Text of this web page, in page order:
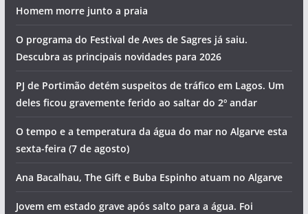
Homem morre junto a praia
O programa do Festival de Aves de Sagres já saiu.
Descubra as principais novidades para 2026
PJ de Portimão detém suspeitos de tráfico em Lagos. Um
deles ficou gravemente ferido ao saltar do 2º andar
O tempo e a temperatura da água do mar no Algarve esta
sexta-feira (7 de agosto)
Ana Bacalhau, The Gift e Buba Espinho atuam no Algarve
Jovem em estado grave após salto para a água. Foi